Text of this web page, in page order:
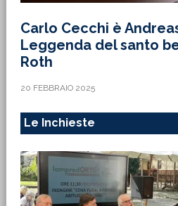
Carlo Cecchi è
Leggenda del santo
Roth
20 FEBBRAIO 2025
Le Inchieste